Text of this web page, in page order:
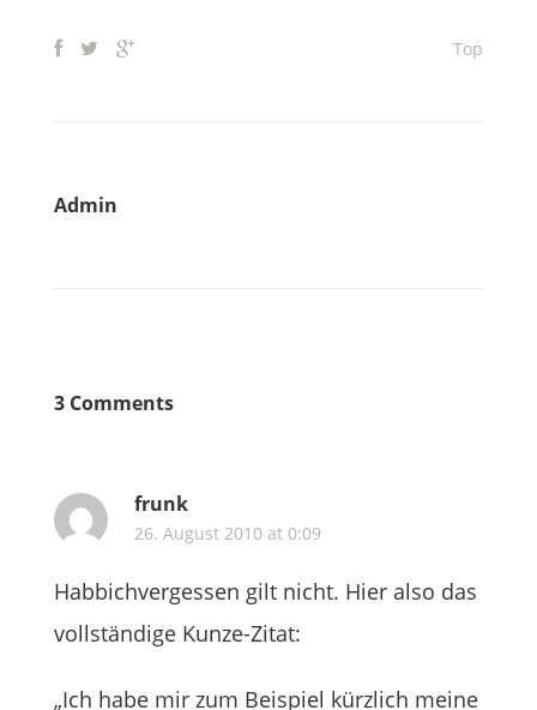
Top
Admin
3 Comments
frunk
26. August 2010 at 0:09
Habbichvergessen gilt nicht. Hier also das
vollständige Kunze-Zitat:
„Ich habe mir zum Beispiel kürzlich meine